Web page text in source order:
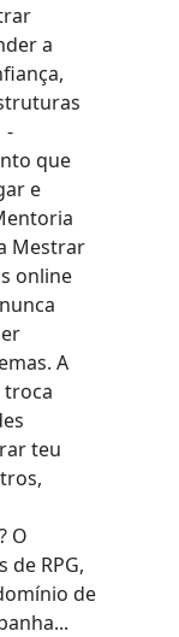
a
-
que
e
Mestrar
online
A
troca
teu
O
RPG,
de